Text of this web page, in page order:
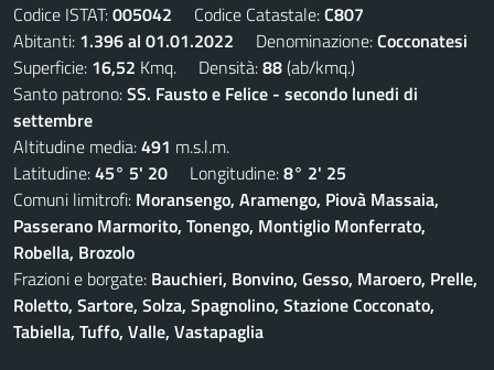
Codice ISTAT:005042 Codice Catastale:C807
Abitanti: 1.396 al 01.01.2022 Denominazione:Cocconatesi
Superficie: 16,52 Kmq. Densità:88(ab/kmq.)
Santo patrono:SS. Fausto e Felice - secondo lunedi di
settembre
Altitudine media:491 m.s.l.m.
Latitudine:45° 5' 20 Longitudine:8° 2' 25
Comuni limitrofi: Moransengo, Aramengo, Piovà Massaia,
Passerano Marmorito, Tonengo, Montiglio Monferrato,
Robella, Brozolo
Frazioni e borgate: Bauchieri, Bonvino, Gesso, Maroero, Prelle,
Roletto, Sartore, Solza, Spagnolino, Stazione Cocconato,
Tabiella, Tuffo, Valle, Vastapaglia